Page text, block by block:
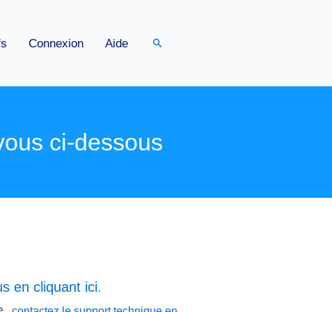
Connexion Aide Rechercher
ci-dessous
en cliquant ici.